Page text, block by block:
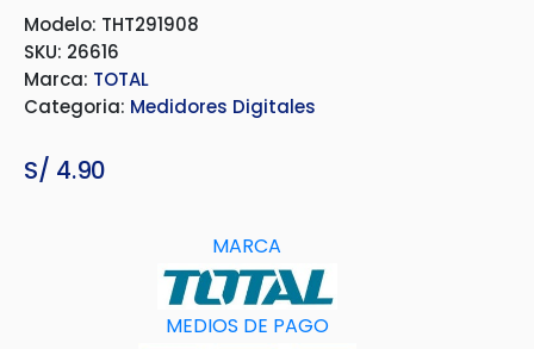
Modelo: THT291908
SKU: 26616
Marca: TOTAL
Categoria: Medidores Digitales
S/ 4.90
MARCA
MEDIOS DE PAGO